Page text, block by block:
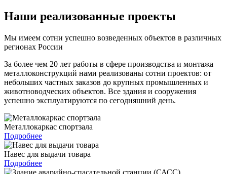
Наши реализованные проекты
Мы имеем сотни успешно возведенных объектов в различных
регионах России
За более чем 20 лет работы в сфере производства и монтажа
металлоконструкций нами реализованы сотни проектов: от
небольших частных заказов до крупных промышленных и
животноводческих объектов. Все здания и сооружения
успешно эксплуатируются по сегодняшний день.
Металлокаркас спортзала
Подробнее
Навес для выдачи товара
Подробнее